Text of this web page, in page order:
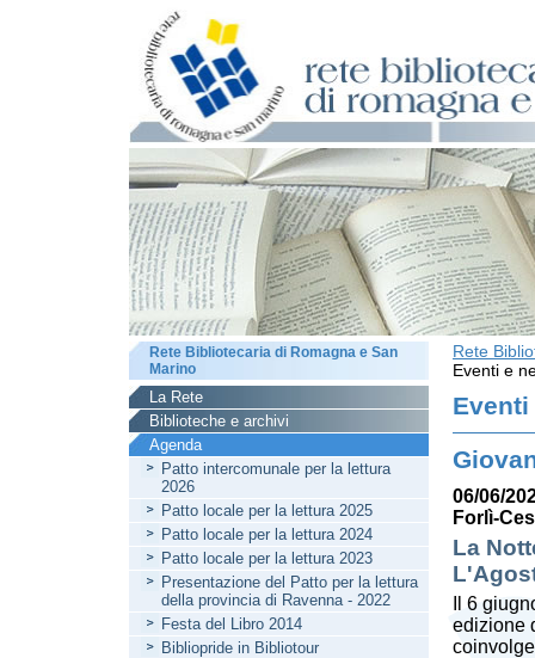
Rete
Eventi e
Eventi
06/06/
Forlì-
La
Il 6
edizione
Rete Bibliotecaria di Romagna e San
Marino
La Rete
Biblioteche e archivi
Agenda
Patto intercomunale per la lettura
2026
Patto locale per la lettura 2025
Patto locale per la lettura 2024
Patto locale per la lettura 2023
Presentazione del Patto per la lettura
della provincia di Ravenna - 2022
Festa del Libro 2014
Bibliopride in Bibliotour